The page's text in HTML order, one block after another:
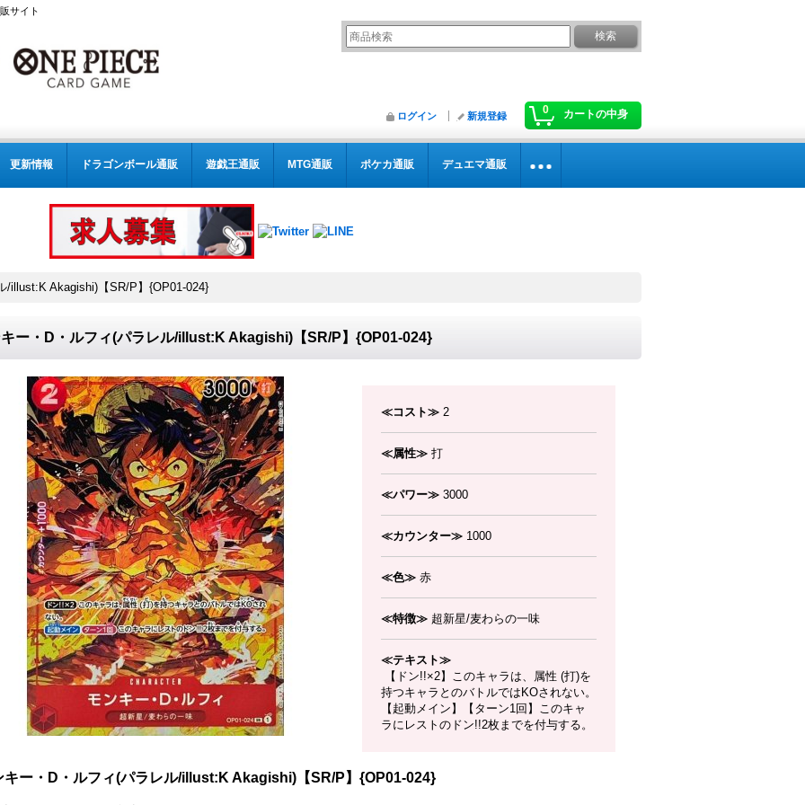
サイト
0 カートの中身
ログイン 新規登録
更新情報 ドラゴンボール通販 遊戯王通販 MTG通販 ポケカ通販 デュエマ通販
/illust:K Akagishi)【SR/P】{OP01-024}
ー・D・ルフィ(パラレル/illust:K Akagishi)【SR/P】{OP01-024}
≪コスト≫ 2
≪属性≫ 打
≪パワー≫ 3000
≪カウンター≫ 1000
≪色≫ 赤
≪特徴≫ 超新星/麦わらの一味
≪テキスト≫
【ドン!!×2】このキャラは、属性 (打)を
持つキャラとのバトルではKOされない。
【起動メイン】【ターン1回】このキャ
ラにレストのドン!!2枚までを付与する。
キー・D・ルフィ(パラレル/illust:K Akagishi)【SR/P】{OP01-024}